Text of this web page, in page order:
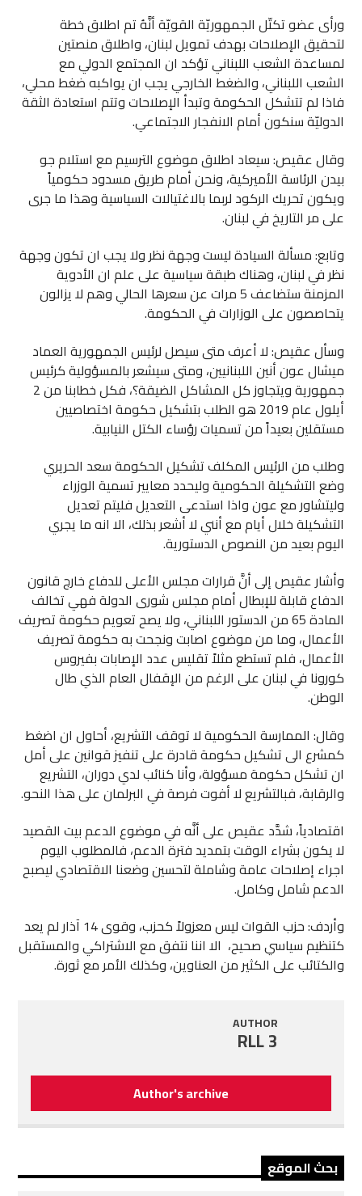
ورأى عضو تكتّل الجمهوريّة القويّة أنَّهُ تم اطلاق خطة
لتحقيق الإصلاحات بهدف تمويل لبنان، واطلاق منصتين
لمساعدة الشعب اللبناني تؤكد ان المجتمع الدولي مع
الشعب اللبناني، والضغط الخارجي يجب ان يواكبه ضغط محلي،
فاذا لم تتشكل الحكومة وتبدأ الإصلاحات وتتم استعادة الثقة
الدوليّة سنكون أمام الانفجار الاجتماعي.
وقال عقيص: سيعاد اطلاق موضوع الترسيم مع استلام جو
بيدن الرئاسة الأميركية، ونحن أمام طريق مسدود حكومياً
ويكون تحريك الركود لربما بالاغتيالات السياسية وهذا ما جرى
على مر التاريخ في لبنان.
وتابع: مسألة السيادة ليست وجهة نظر ولا يجب ان تكون وجهة
نظر في لبنان، وهناك طبقة سياسية على علم ان الأدوية
المزمنة ستضاعف 5 مرات عن سعرها الحالي وهم لا يزالون
يتحاصصون على الوزارات في الحكومة.
وسأل عقيص: لا أعرف متى سيصل لرئيس الجمهورية العماد
ميشال عون أنين اللبنانيين، ومتى سيشعر بالمسؤولية كرئيس
جمهورية ويتجاوز كل المشاكل الضيقة؟، فكل خطابنا من 2
أيلول عام 2019 هو الطلب بتشكيل حكومة اختصاصيين
مستقلين بعيداً من تسميات رؤساء الكتل النيابية.
وطلب من الرئيس المكلف تشكيل الحكومة سعد الحريري
وضع التشكيلة الحكومية وليحدد معايير تسمية الوزراء
وليتشاور مع عون واذا استدعى التعديل فليتم تعديل
التشكيلة خلال أيام مع أنني لا أشعر بذلك، الا انه ما يجري
اليوم بعيد من النصوص الدستورية.
وأشار عقيص إلى أنَّ قرارات مجلس الأعلى للدفاع خارج قانون
الدفاع قابلة للإبطال أمام مجلس شورى الدولة فهي تخالف
المادة 65 من الدستور اللبناني، ولا يصح تعويم حكومة تصريف
الأعمال، وما من موضوع اصابت ونجحت به حكومة تصريف
الأعمال، فلم تستطع مثلاً تقليس عدد الإصابات بفيروس
كورونا في لبنان على الرغم من الإقفال العام الذي طال
الوطن.
وقال: الممارسة الحكومية لا توقف التشريع، أحاول ان اضغط
كمشرع الى تشكيل حكومة قادرة على تنفيز قوانين على أمل
ان تشكل حكومة مسؤولة، وأنا كنائب لدي دوران، التشريع
والرقابة، فبالتشريع لا أفوت فرصة في البرلمان على هذا النحو.
اقتصادياً، شدَّد عقيص على أنَّه في موضوع الدعم بيت القصيد
لا يكون بشراء الوقت بتمديد فترة الدعم، فالمطلوب اليوم
اجراء إصلاحات عامة وشاملة لتحسين وضعنا الاقتصادي ليصبح
الدعم شامل وكامل.
وأردف: حزب القوات ليس معزولاً كحزب، وقوى 14 آذار لم يعد
كتنظيم سياسي صحيح، الا اننا نتفق مع الاشتراكي والمستقبل
والكتائب على الكثير من العناوين، وكذلك الأمر مع ثورة.
AUTHOR
RLL 3
Author's archive
بحث الموقع